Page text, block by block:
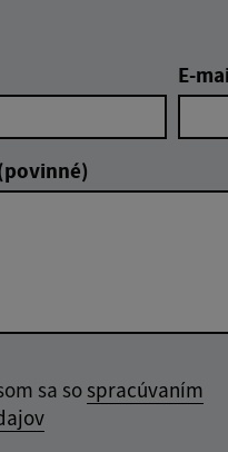
E-
sa sospracúvaním